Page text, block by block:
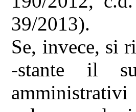
39/2013).
Se, invece, si
-stante il